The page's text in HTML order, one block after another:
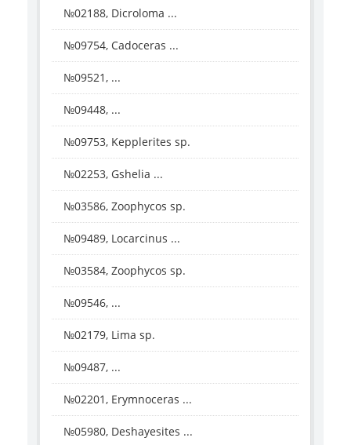
№02188, Dicroloma ...
№09754, Cadoceras ...
№09521, ...
№09448, ...
№09753, Kepplerites sp.
№02253, Gshelia ...
№03586, Zoophycos sp.
№09489, Locarcinus ...
№03584, Zoophycos sp.
№09546, ...
№02179, Lima sp.
№09487, ...
№02201, Erymnoceras ...
№05980, Deshayesites ...